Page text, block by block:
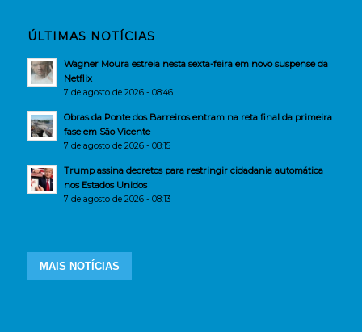
ÚLTIMAS NOTÍCIAS
Wagner Moura estreia nesta sexta-feira em novo suspense da
Netflix
7 de agosto de 2026 - 08:46
Obras da Ponte dos Barreiros entram na reta final da primeira
fase em São Vicente
7 de agosto de 2026 - 08:15
Trump assina decretos para restringir cidadania automática
nos Estados Unidos
7 de agosto de 2026 - 08:13
MAIS NOTÍCIAS